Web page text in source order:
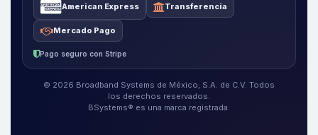
American Express Transferencia
Mercado Pago
Pago seguro con Stripe
© 2026 Broadband Systems de México, S.A. de C.V. Todos
los derechos reservados.
BSystems® es una marca registrada.